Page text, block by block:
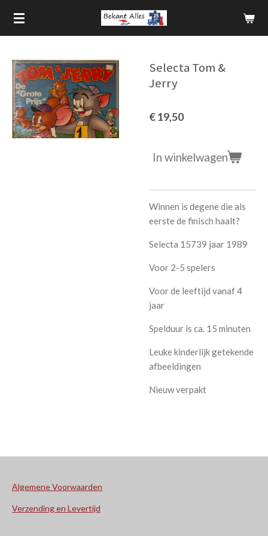
Ga
direct
hoofdinhoud
Selecta Tom &
Jerry
€ 19,50
In winkelwagen
Winnen is degene die als
eerste de finisch haalt?
Selecta 15739 jaar 1989
Voor 2-5 spelers
Voor de leeftijd vanaf 4
jaar
Spelduur is ca. 15 minuten
Leuke kinderlijk getekende
afbeeldingen
Nieuw verpakt
Algemene Voorwaarden
Verzending en Levertijd